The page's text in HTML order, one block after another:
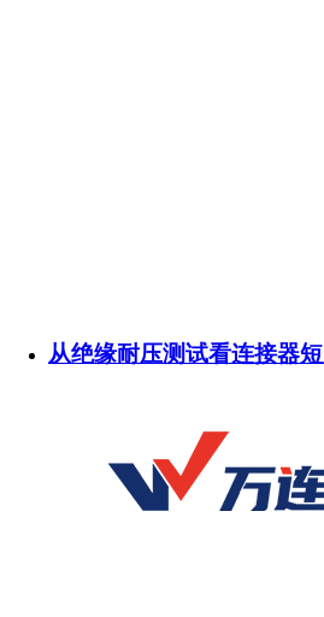
从绝缘耐压测试看连接器